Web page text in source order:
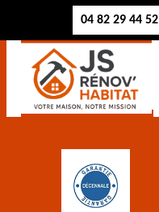
04 82 29 44 52